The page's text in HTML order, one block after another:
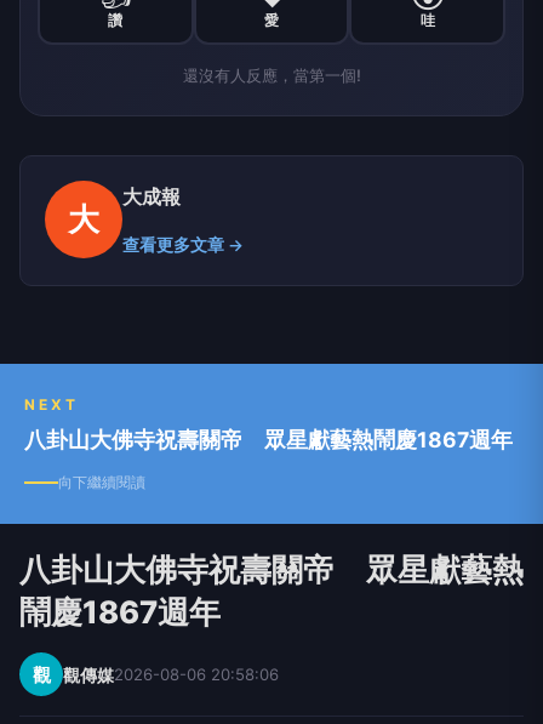
讚 愛 哇
還沒有人反應，當第一個!
大
大成報
查看更多文章 →
NEXT
八卦山大佛寺祝壽關帝 眾星獻藝熱鬧慶1867週年
向下繼續閱讀
八卦山大佛寺祝壽關帝 眾星獻藝熱
鬧慶1867週年
觀 觀傳媒2026-08-06 20:58:06